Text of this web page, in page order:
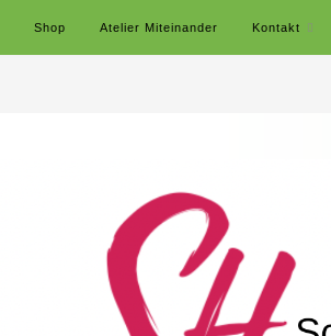
Shop Atelier Miteinander Kontakt